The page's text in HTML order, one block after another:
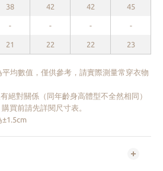
38 42 42 45
- - - -
21 22 22 23
均數值，僅供參考，請實際測量常穿衣物
絕對關係（同年齡身高體型不全然相同）
買前請先詳閱尺寸表。